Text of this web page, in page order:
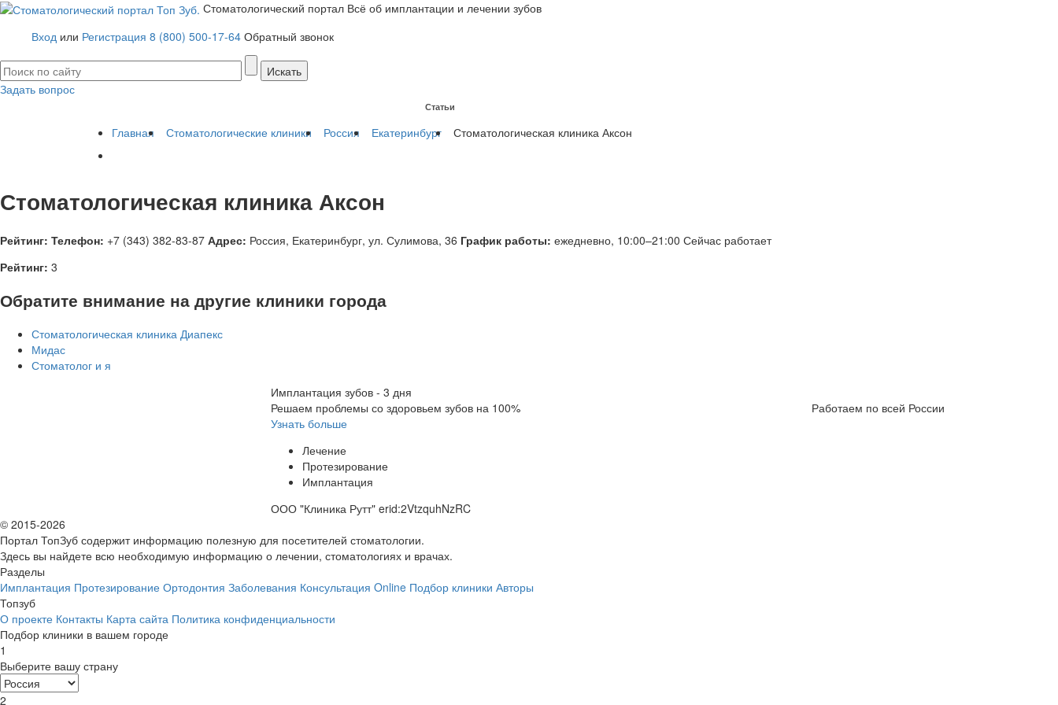
Стоматологический портал Всё об имплантации и лечении зубов
Вход или Регистрация 8 (800) 500-17-64 Обратный звонок
Задать вопрос
Статьи
Главная Стоматологические клиники Россия Екатеринбург Стоматологическая клиника Аксон
Стоматологическая клиника Аксон
Рейтинг: Телефон: +7 (343) 382-83-87 Адрес: Россия, Екатеринбург, ул. Сулимова, 36 График работы: ежедневно, 10:00–21:00 Сейчас работает
Рейтинг: 3
Обратите внимание на другие клиники города
Стоматологическая клиника Диапекс
Мидас
Стоматолог и я
Имплантация зубов - 3 дня
Решаем проблемы со здоровьем зубов на 100%
Узнать больше
Лечение
Протезирование
Имплантация
ООО "Клиника Рутт" erid:2VtzquhNzRC
Работаем по всей России
© 2015-2026
Портал ТопЗуб содержит информацию полезную для посетителей стоматологии.
Здесь вы найдете всю необходимую информацию о лечении, стоматологиях и врачах.
Разделы
Имплантация Протезирование Ортодонтия Заболевания Консультация Online Подбор клиники Авторы
Топзуб
О проекте Контакты Карта сайта Политика конфиденциальности
Подбор клиники в вашем городе
1
Выберите вашу страну
2